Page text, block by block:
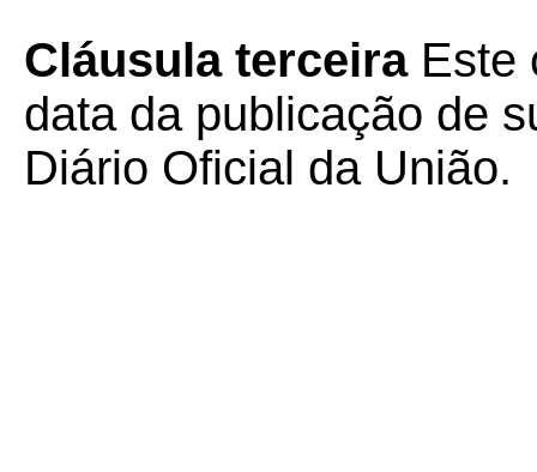
Cláusula terceiraEste
data da publicação de
Diário Oficial da União.